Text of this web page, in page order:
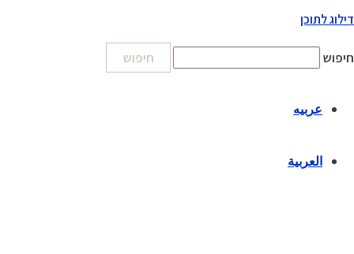
דילוג לתוכן
חיפוש חיפוש
عربيه
العربية